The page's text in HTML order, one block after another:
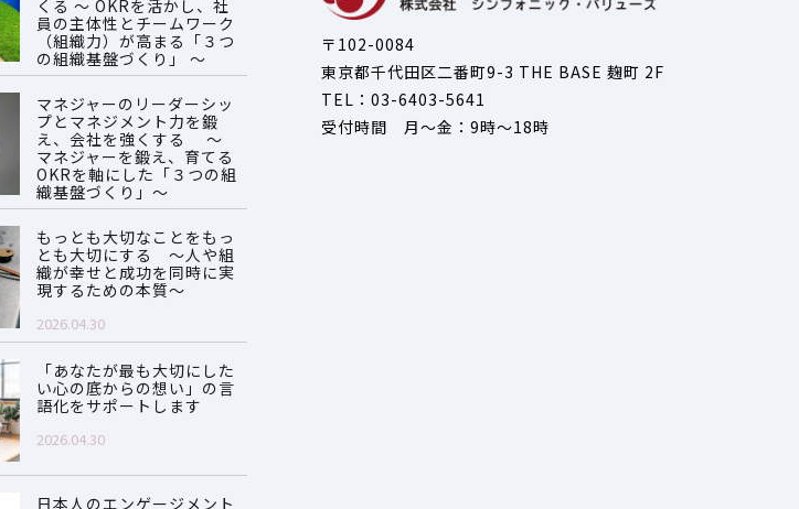
くる ～ OKRを活かし、社
員の主体性とチームワーク
（組織力）が高まる「３つ
の組織基盤づくり」 ～
2026.07.28
マネジャーのリーダーシッ
プとマネジメント力を鍛
え、会社を強くする ～
マネジャーを鍛え、育てる
OKRを軸にした「３つの組
織基盤づくり」～
2026.06.08
もっとも大切なことをもっ
とも大切にする ～人や組
織が幸せと成功を同時に実
現するための本質～
2026.04.30
「あなたが最も大切にした
い心の底からの想い」の言
語化をサポートします
2026.04.30
日本人のエンゲージメント
〒102-0084
東京都千代田区二番町9-3 THE BASE 麹町 2F
TEL：03-6403-5641
受付時間 月～金：9時～18時